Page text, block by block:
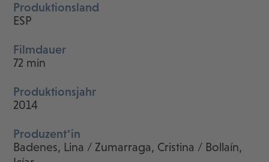
Produktionsland
ESP
Filmdauer
72 min
Produktionsjahr
2014
Produzent*in
Badenes, Lina / Zumarraga, Cristina / Bollaín,